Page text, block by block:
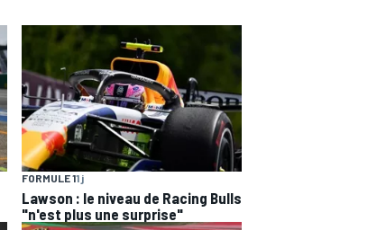
FORMULE 11 j
Lawson : le niveau de Racing Bulls
"n'est plus une surprise"